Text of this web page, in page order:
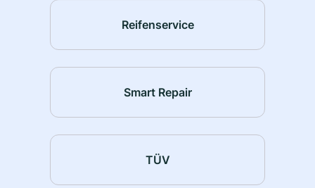
Reifenservice
Smart Repair
TÜV